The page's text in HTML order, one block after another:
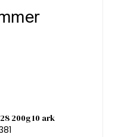
200g 10 ark